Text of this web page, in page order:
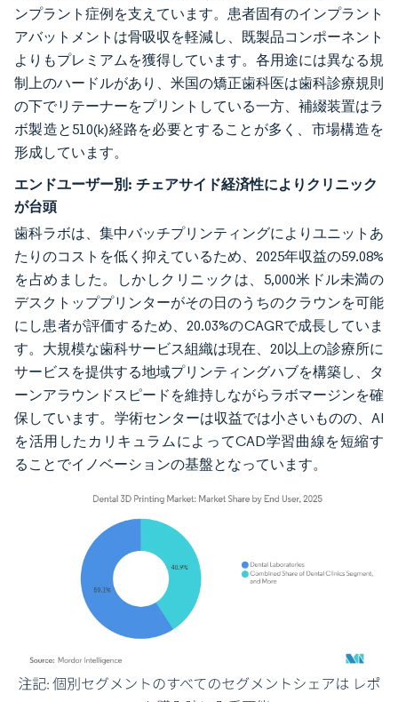
ンプラント症例を支えています。患者固有のインプラント
アバットメントは骨吸収を軽減し、既製品コンポーネント
よりもプレミアムを獲得しています。各用途には異なる規
制上のハードルがあり、米国の矯正歯科医は歯科診療規則
の下でリテーナーをプリントしている一方、補綴装置はラ
ボ製造と510(k)経路を必要とすることが多く、市場構造を
形成しています。
エンドユーザー別: チェアサイド経済性によりクリニック
が台頭
歯科ラボは、集中バッチプリンティングによりユニットあ
たりのコストを低く抑えているため、2025年収益の59.08%
を占めました。しかしクリニックは、5,000米ドル未満の
デスクトッププリンターがその日のうちのクラウンを可能
にし患者が評価するため、20.03%のCAGRで成長していま
す。大規模な歯科サービス組織は現在、20以上の診療所に
サービスを提供する地域プリンティングハブを構築し、タ
ーンアラウンドスピードを維持しながらラボマージンを確
保しています。学術センターは収益では小さいものの、AI
を活用したカリキュラムによってCAD学習曲線を短縮す
ることでイノベーションの基盤となっています。
画像 © Mordor Intelligence。再利用にはCC BY 4.0の表示が必要です。